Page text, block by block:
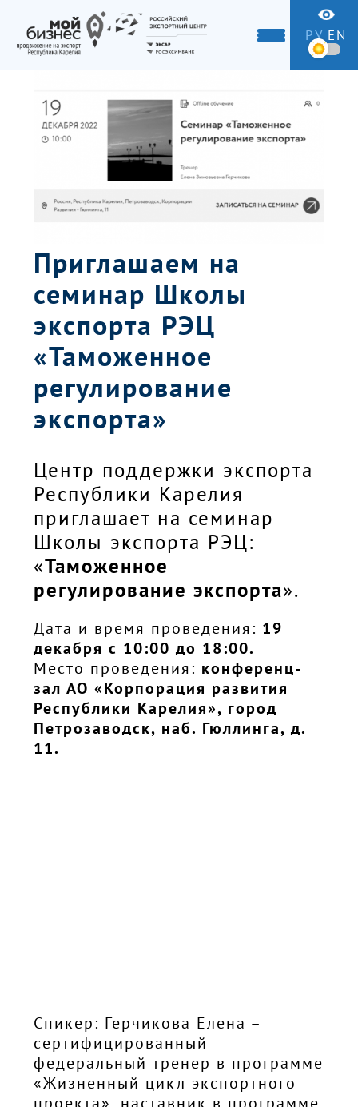
РУ EN
Приглашаем на
семинар Школы
экспорта РЭЦ
«Таможенное
регулирование
экспорта»
Центр поддержки экспорта
Республики Карелия
приглашает на семинар
Школы экспорта РЭЦ:
«Таможенное
регулирование экспорта».
Дата и время проведения: 19
декабря с 10:00 до 18:00.
Место проведения: конференц-
зал АО «Корпорация развития
Республики Карелия», город
Петрозаводск, наб. Гюллинга, д.
11.
Спикер: Герчикова Елена –
сертифицированный
федеральный тренер в программе
«Жизненный цикл экспортного
проекта», наставник в программе